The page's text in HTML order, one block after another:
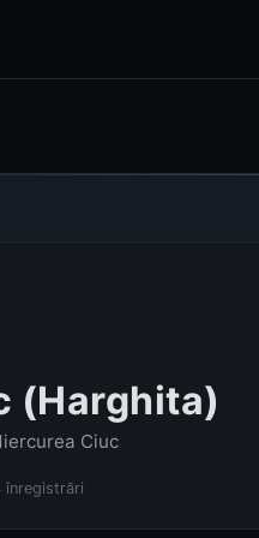
(Harghita)
Ciuc
înregistrări